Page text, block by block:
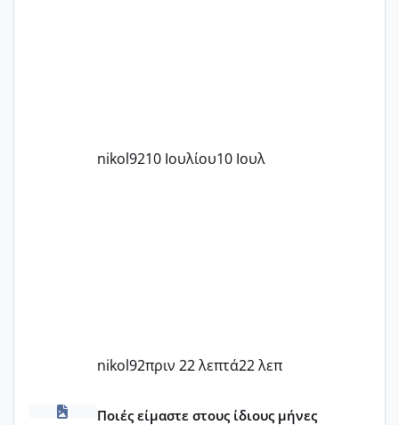
nikol9210 Ιουλίου10 Ιουλ
nikol92πριν 22 λεπτά22 λεπ
Μωράκια Δεκεμβρίου 2026
Ποιές είμαστε στους ίδιους μήνες